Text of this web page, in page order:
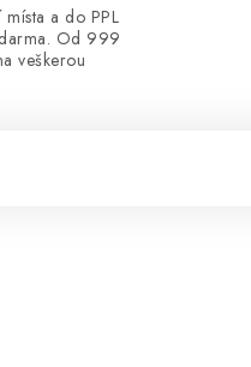
místa a do PPL
Od 999
veškerou